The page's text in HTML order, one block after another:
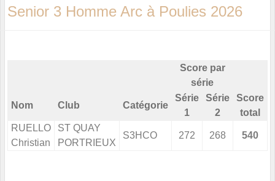
Senior 3 Homme Arc à Poulies 2026
Score par
série
Nom Club Catégorie
Série
1
Série
2
Score
total
RUELLO
Christian
ST QUAY
PORTRIEUX
S3HCO 272 268 540